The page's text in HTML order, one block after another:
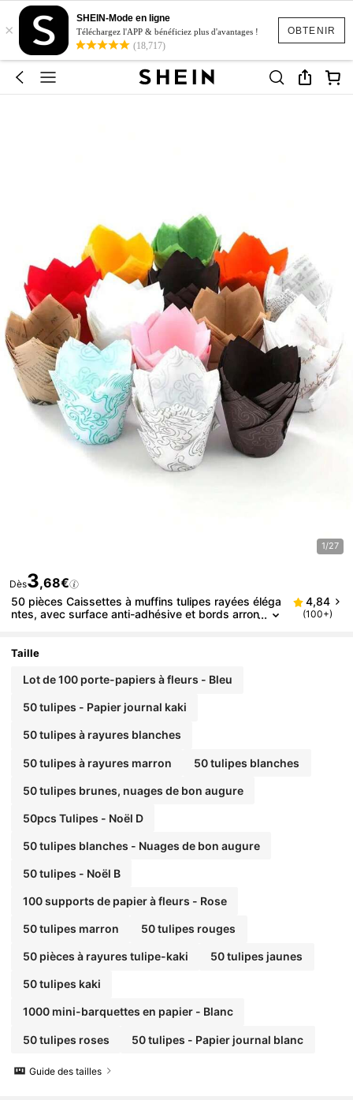
OBTENIR
×
SHEIN-Mode en ligne
Téléchargez l'APP & bénéficiez plus d'avantages !
(18,717)
1/27
Dès3,68€
50 pièces Caissettes à muffins tulipes rayées éléga
ntes, avec surface anti-adhésive et bords arron
cupcakes tulipes décoratives et fonctionnelles pour
4,84
(100+)
Taille
Lot de 100 porte-papiers à fleurs - Bleu
50 tulipes - Papier journal kaki
50 tulipes à rayures blanches
50 tulipes à rayures marron 50 tulipes blanches
50 tulipes brunes, nuages de bon augure
50pcs Tulipes - Noël D
50 tulipes blanches - Nuages de bon augure
50 tulipes - Noël B
100 supports de papier à fleurs - Rose
50 tulipes marron 50 tulipes rouges
50 pièces à rayures tulipe-kaki 50 tulipes jaunes
50 tulipes kaki
1000 mini-barquettes en papier - Blanc
50 tulipes roses 50 tulipes - Papier journal blanc
Guide des tailles